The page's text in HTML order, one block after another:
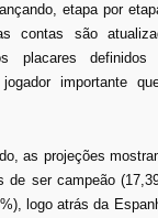
etapa por
contas são
placares definidos
importante
as projeções
de ser campeão
logo atrás da